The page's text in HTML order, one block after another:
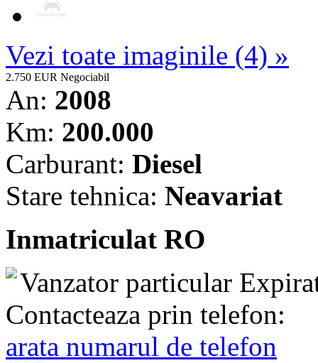
Vezi toate imaginile (4) »
2.750 EUR Negociabil
An: 2008
Km: 200.000
Carburant: Diesel
Stare tehnica: Neavariat
Inmatriculat RO
Vanzator particular
Contacteaza prin telefon:
arata numarul de telefon